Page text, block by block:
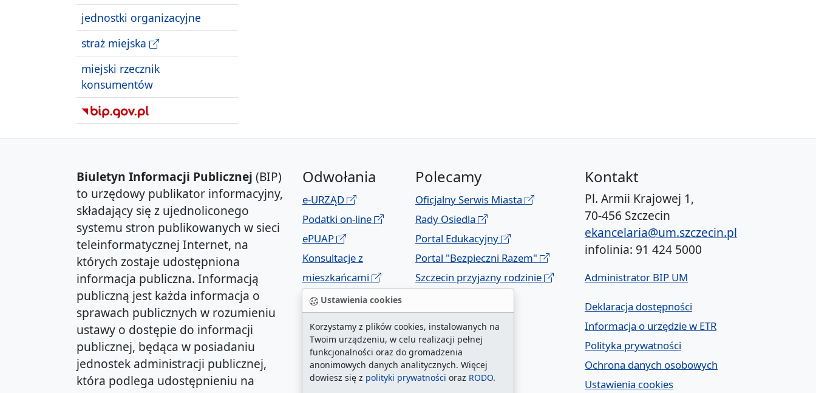
Ustawienia cookies
Korzystamy z plików cookies, instalowanych na
Twoim urządzeniu, w celu realizacji pełnej
funkcjonalności oraz do gromadzenia
anonimowych danych analitycznych. Więcej
dowiesz się z polityki prywatności oraz RODO.
jednostki organizacyjne
straż miejska
miejski rzecznik
konsumentów
Biuletyn Informacji Publicznej (BIP)
to urzędowy publikator informacyjny,
składający się z ujednoliconego
systemu stron publikowanych w sieci
teleinformatycznej Internet, na
których zostaje udostępniona
informacja publiczna. Informacją
publiczną jest każda informacja o
sprawach publicznych w rozumieniu
ustawy o dostępie do informacji
publicznej, będąca w posiadaniu
jednostek administracji publicznej,
która podlega udostępnieniu na
Odwołania
e-URZĄD
Podatki on-line
ePUAP
Konsultacje z
mieszkańcami
Geoportal
Polecamy
Oficjalny Serwis Miasta
Rady Osiedla
Portal Edukacyjny
Portal "Bezpieczni Razem"
Szczecin przyjazny rodzinie
Kontakt
Pl. Armii Krajowej 1,
70-456 Szczecin
ekancelaria@um.szczecin.pl
infolinia: 91 424 5000
Administrator BIP UM
Deklaracja dostępności
Informacja o urzędzie w ETR
Polityka prywatności
Ochrona danych osobowych
Ustawienia cookies